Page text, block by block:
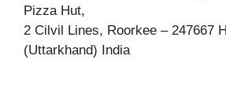
Pizza Hut,
2 Cilvil Lines, Roorkee – 247667
(Uttarkhand) India